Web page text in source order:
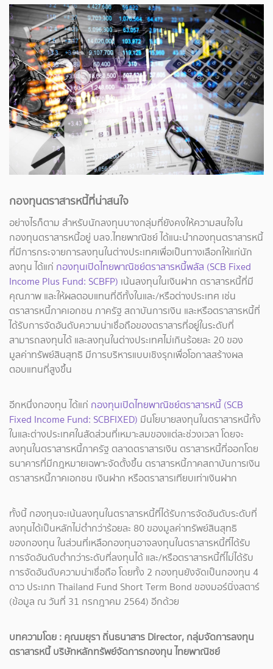
กองทุนตราสารหนี้ที่น่าสนใจ
อย่างไรก็ตาม สำหรับนักลงทุนบางกลุ่มที่ยังคงให้ความสนใจใน
กองทุนตราสารหนี้อยู่ บลจ.ไทยพาณิชย์ ได้แนะนำกองทุนตราสารหนี้
ที่มีการกระจายการลงทุนในต่างประเทศเพื่อเป็นทางเลือกให้แก่นัก
ลงทุน ได้แก่ กองทุนเปิดไทยพาณิชย์ตราสารหนี้พลัส (SCB Fixed
Income Plus Fund: SCBFP) เน้นลงทุนในเงินฝาก ตราสารหนี้ที่มี
คุณภาพ และให้ผลตอบแทนที่ดีทั้งในและ/หรือต่างประเทศ เช่น
ตราสารหนี้ภาคเอกชน ภาครัฐ สถาบันการเงิน และหรือตราสารหนี้ที่
ได้รับการจัดอันดับความน่าเชื่อถือของตราสารที่อยู่ในระดับที่
สามารถลงทุนได้ และลงทุนในต่างประเทศไม่เกินร้อยละ 20 ของ
มูลค่าทรัพย์สินสุทธิ มีการบริหารแบบเชิงรุกเพื่อโอกาสสร้างผล
ตอบแทนที่สูงขึ้น
อีกหนึ่งกองทุน ได้แก่ กองทุนเปิดไทยพาณิชย์ตราสารหนี้ (SCB
Fixed Income Fund: SCBFIXED) มีนโยบายลงทุนในตราสารหนี้ทั้ง
ในและต่างประเทศในสัดส่วนที่เหมาะสมของแต่ละช่วงเวลา โดยจะ
ลงทุนในตราสารหนี้ภาครัฐ ตลาดตราสารเงิน ตราสารหนี้ที่ออกโดย
ธนาคารที่มีกฎหมายเฉพาะจัดตั้งขึ้น ตราสารหนี้ภาคสถาบันการเงิน
ตราสารหนี้ภาคเอกชน เงินฝาก หรือตราสารเทียบเท่าเงินฝาก
ทั้งนี้ กองทุนจะเน้นลงทุนในตราสารหนี้ที่ได้รับการจัดอันดับระดับที่
ลงทุนได้เป็นหลักไม่ต่ำกว่าร้อยละ 80 ของมูลค่าทรัพย์สินสุทธิ
ของกองทุน ในส่วนที่เหลือกองทุนอาจลงทุนในตราสารหนี้ที่ได้รับ
การจัดอันดับต่ำกว่าระดับที่ลงทุนได้ และ/หรือตราสารหนี้ที่ไม่ได้รับ
การจัดอันดับความน่าเชื่อถือ โดยทั้ง 2 กองทุนยังจัดเป็นกองทุน 4
ดาว ประเภท Thailand Fund Short Term Bond ของมอร์นิ่งสตาร์
(ข้อมูล ณ วันที่ 31 กรกฎาคม 2564) อีกด้วย
บทความโดย : คุณมยุรา ถิ่นธนาสาร Director, กลุ่มจัดการลงทุน
ตราสารหนี้ บริษัทหลักทรัพย์จัดการกองทุน ไทยพาณิชย์